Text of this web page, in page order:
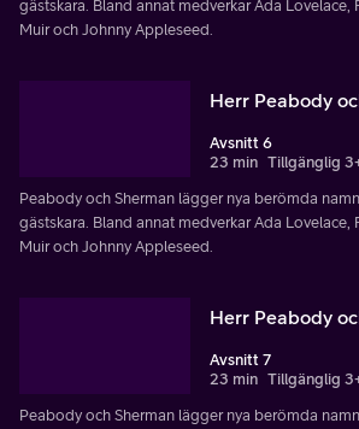
gästskara. Bland annat medverkar Ada Lovelace,
Muir och Johnny Appleseed.
Herr Peabody
Avsnitt 6
23 min Tillgänglig
Peabody och Sherman lägger nya berömda
gästskara. Bland annat medverkar Ada Lovelace,
Muir och Johnny Appleseed.
Herr Peabody
Avsnitt 7
23 min Tillgänglig
Peabody och Sherman lägger nya berömda